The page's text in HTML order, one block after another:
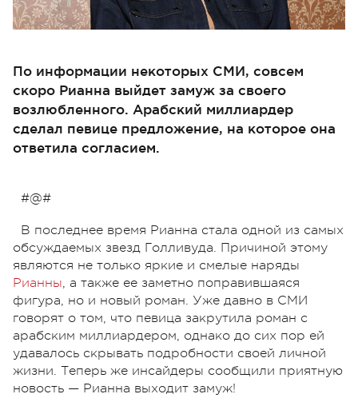
По информации некоторых СМИ, совсем
скоро Рианна выйдет замуж за своего
возлюбленного. Арабский миллиардер
сделал певице предложение, на которое она
ответила согласием.
#@#
В последнее время Рианна стала одной из самых
обсуждаемых звезд Голливуда. Причиной этому
являются не только яркие и смелые наряды
Рианны, а также ее заметно поправившаяся
фигура, но и новый роман. Уже давно в СМИ
говорят о том, что певица закрутила роман с
арабским миллиардером, однако до сих пор ей
удавалось скрывать подробности своей личной
жизни. Теперь же инсайдеры сообщили приятную
новость — Рианна выходит замуж!